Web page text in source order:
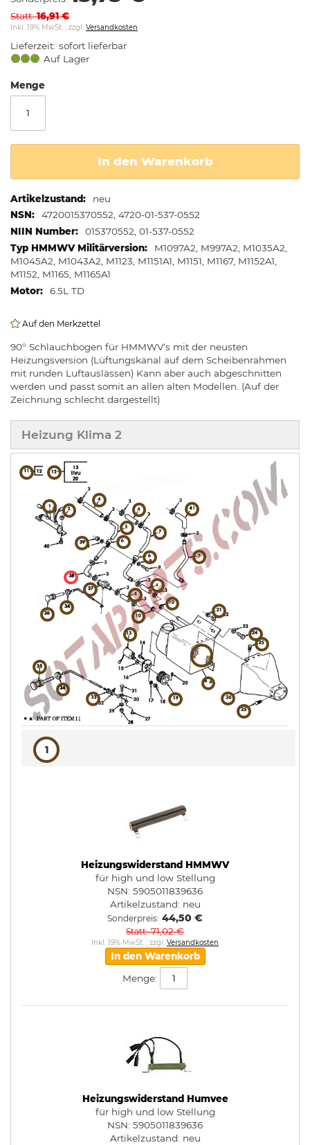
springen
Statt 16,91 €
Inkl. 19% MwSt. , zzgl. Versandkosten
Lieferzeit sofort lieferbar
Auf Lager
Menge
In den Warenkorb
Weitere
Informationen
neu
4720015370552, 4720-01-537-0552
015370552, 01-537-0552
M1097A2, M997A2, M1035A2,
M1045A2, M1043A2, M1123, M1151A1, M1151, M1167, M1152A1,
M1152, M1165, M1165A1
6.5L TD
Auf den Merkzettel
90° Schlauchbogen für HMMWV‘s mit der neusten
Heizungsversion (Lüftungskanal auf dem Scheibenrahmen
mit runden Luftauslässen) Kann aber auch abgeschnitten
werden und passt somit an allen alten Modellen. (Auf der
Zeichnung schlecht dargestellt)
Heizung Klima 2
1
Heizungswiderstand HMMWV
für high und low Stellung
NSN: 5905011839636
Artikelzustand: neu
Sonderpreis 44,50 €
Statt 71,02 €
Inkl. 19% MwSt. , zzgl. Versandkosten
In den Warenkorb
Menge:
Heizungswiderstand Humvee
für high und low Stellung
NSN: 5905011839636
Artikelzustand: neu